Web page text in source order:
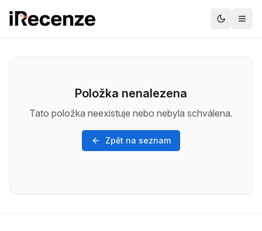
Položka nenalezena
Tato položka neexistuje nebo nebyla schválena.
Zpět na seznam